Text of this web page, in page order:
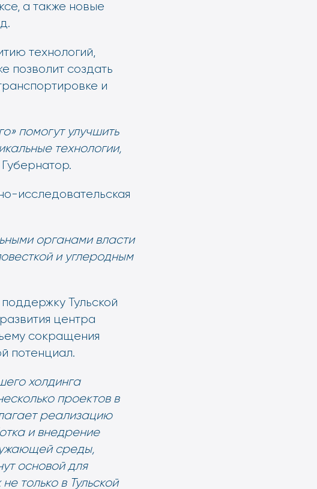
а также новые
технологий,
позволит создать
и
помогут улучшить
технологии,
исследовательская
органами власти
и углеродным
Тульской
центра
сокращения
потенциал.
холдинга
проектов в
реализацию
и внедрение
среды,
основой для
только в Тульской